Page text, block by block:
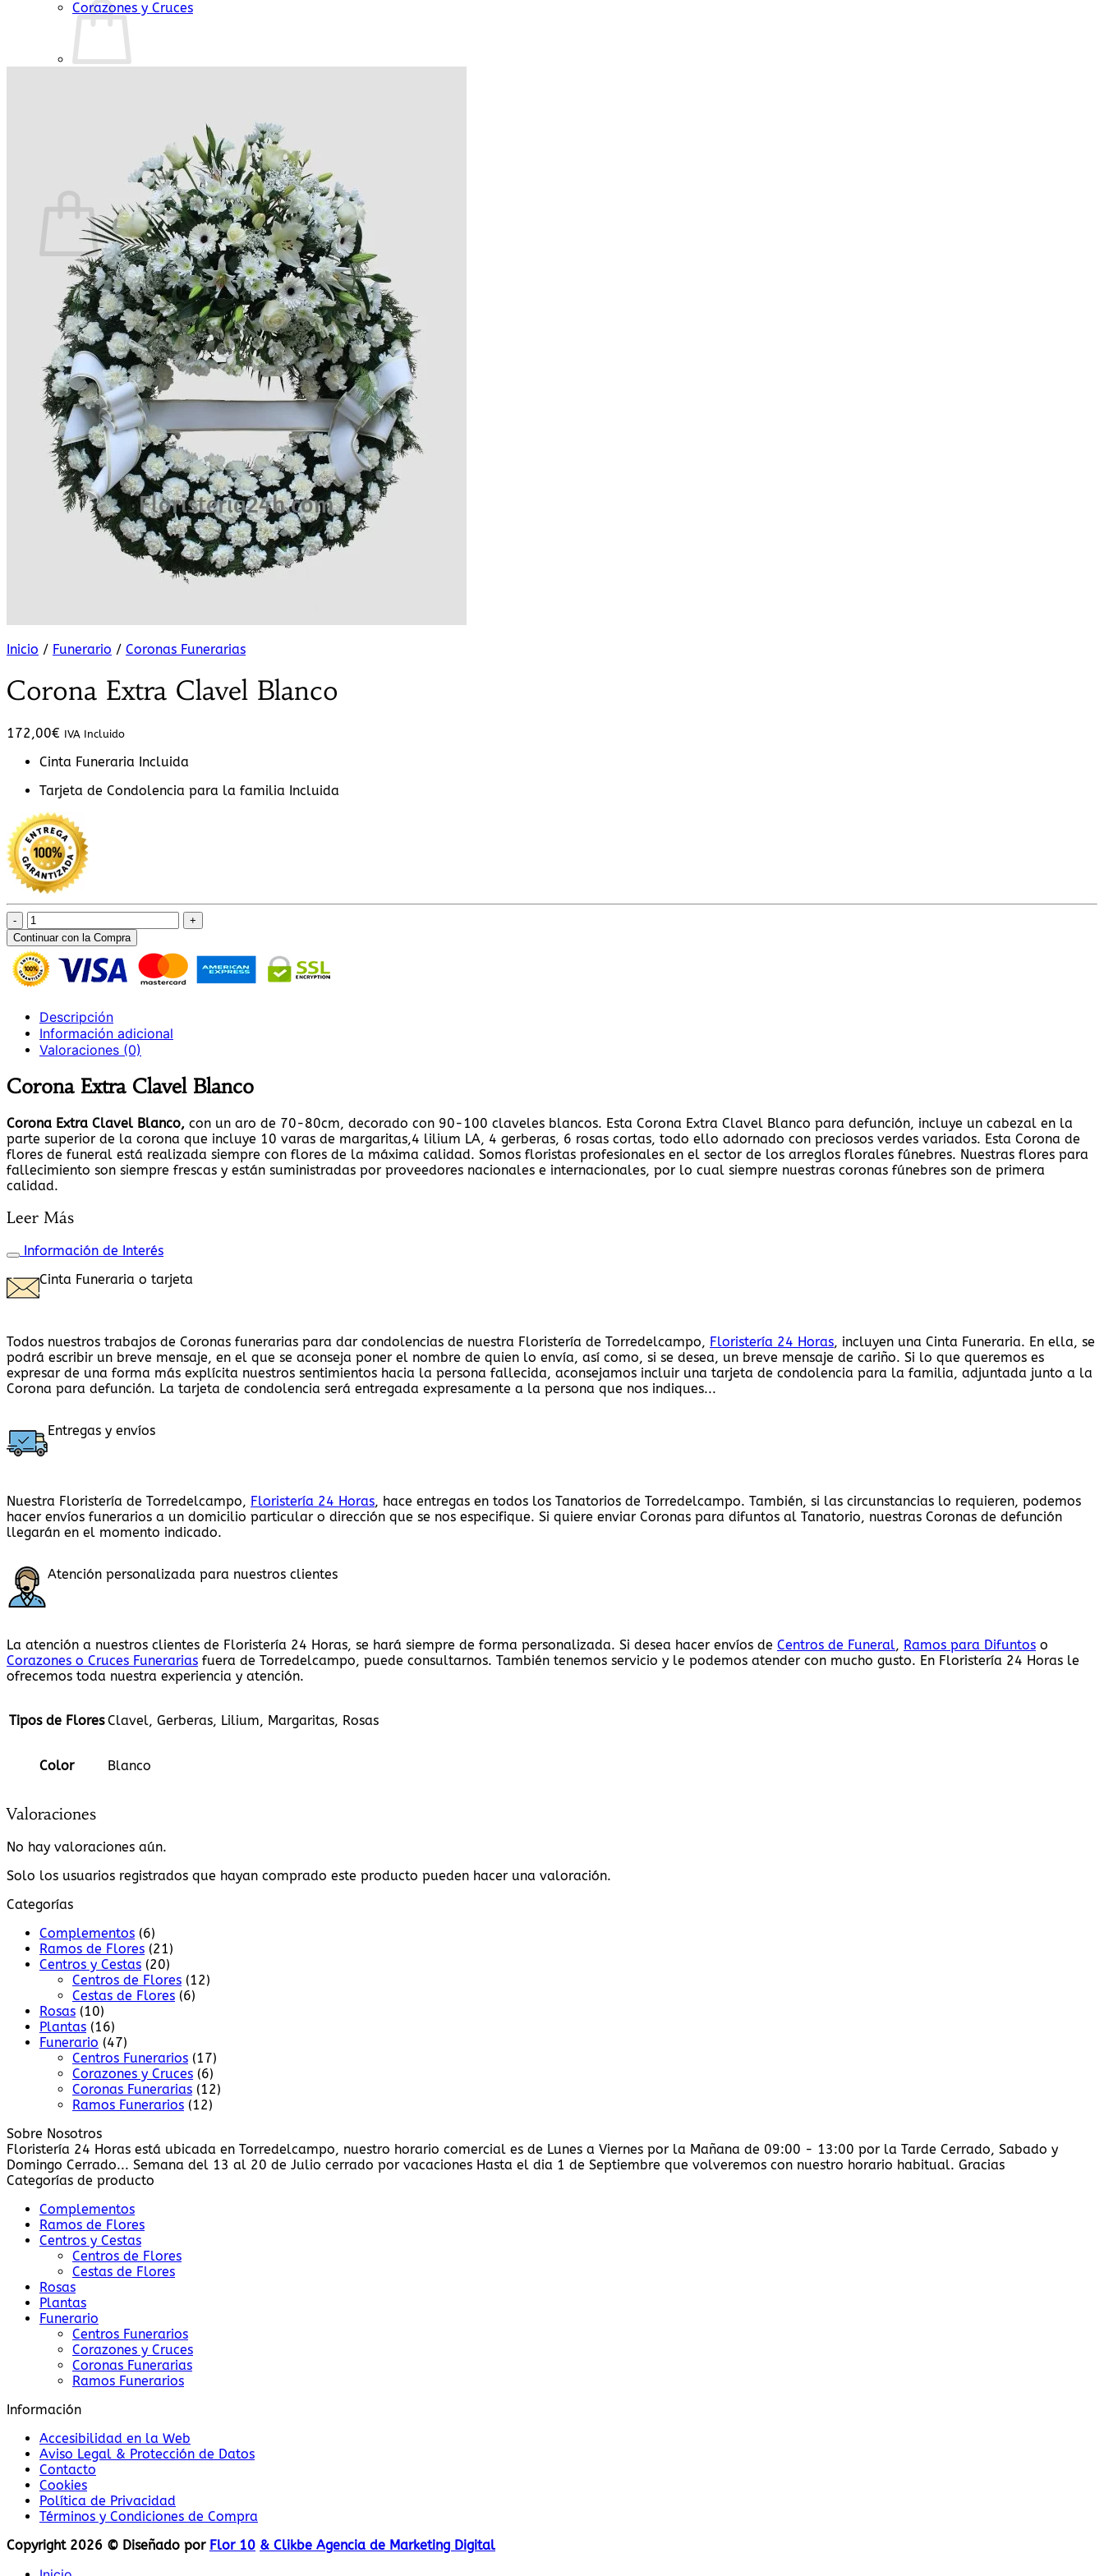
No hay productos en el carrito.
Volver a la tienda
Corazones y Cruces
Inicio / Funerario / Coronas Funerarias
Corona Extra Clavel Blanco
172,00€ IVA Incluido
Cinta Funeraria Incluida
Tarjeta de Condolencia para la familia Incluida
Corona
Extra
Clavel
Blanco
cantidad
Continuar con la Compra
Descripción
Información adicional
Valoraciones (0)
Corona Extra Clavel Blanco
Corona Extra Clavel Blanco, con un aro de 70-80cm, decorado con 90-100 claveles blancos. Esta Corona Extra Clavel Blanco para defunción, incluye un cabezal en la
parte superior de la corona que incluye 10 varas de margaritas,4 lilium LA, 4 gerberas, 6 rosas cortas, todo ello adornado con preciosos verdes variados. Esta Corona de
flores de funeral está realizada siempre con flores de la máxima calidad. Somos floristas profesionales en el sector de los arreglos florales fúnebres. Nuestras flores para
fallecimiento son siempre frescas y están suministradas por proveedores nacionales e internacionales, por lo cual siempre nuestras coronas fúnebres son de primera
calidad.
Leer Más
Información de Interés
Cinta Funeraria o tarjeta
Todos nuestros trabajos de Coronas funerarias para dar condolencias de nuestra Floristería de Torredelcampo, Floristería 24 Horas, incluyen una Cinta Funeraria. En ella, se
podrá escribir un breve mensaje, en el que se aconseja poner el nombre de quien lo envía, así como, si se desea, un breve mensaje de cariño. Si lo que queremos es
expresar de una forma más explícita nuestros sentimientos hacia la persona fallecida, aconsejamos incluir una tarjeta de condolencia para la familia, adjuntada junto a la
Corona para defunción. La tarjeta de condolencia será entregada expresamente a la persona que nos indiques...
Entregas y envíos
Nuestra Floristería de Torredelcampo, Floristería 24 Horas, hace entregas en todos los Tanatorios de Torredelcampo. También, si las circunstancias lo requieren, podemos
hacer envíos funerarios a un domicilio particular o dirección que se nos especifique. Si quiere enviar Coronas para difuntos al Tanatorio, nuestras Coronas de defunción
llegarán en el momento indicado.
Atención personalizada para nuestros clientes
La atención a nuestros clientes de Floristería 24 Horas, se hará siempre de forma personalizada. Si desea hacer envíos de Centros de Funeral, Ramos para Difuntos o
Corazones o Cruces Funerarias fuera de Torredelcampo, puede consultarnos. También tenemos servicio y le podemos atender con mucho gusto. En Floristería 24 Horas le
ofrecemos toda nuestra experiencia y atención.
Tipos de Flores Clavel, Gerberas, Lilium, Margaritas, Rosas
Color Blanco
Valoraciones
No hay valoraciones aún.
Solo los usuarios registrados que hayan comprado este producto pueden hacer una valoración.
Categorías
Complementos (6)
Ramos de Flores (21)
Centros y Cestas (20)
Centros de Flores (12)
Cestas de Flores (6)
Rosas (10)
Plantas (16)
Funerario (47)
Centros Funerarios (17)
Corazones y Cruces (6)
Coronas Funerarias (12)
Ramos Funerarios (12)
Sobre Nosotros
Floristería 24 Horas está ubicada en Torredelcampo, nuestro horario comercial es de Lunes a Viernes por la Mañana de 09:00 - 13:00 por la Tarde Cerrado, Sabado y
Domingo Cerrado... Semana del 13 al 20 de Julio cerrado por vacaciones Hasta el dia 1 de Septiembre que volveremos con nuestro horario habitual. Gracias
Categorías de producto
Complementos
Ramos de Flores
Centros y Cestas
Centros de Flores
Cestas de Flores
Rosas
Plantas
Funerario
Centros Funerarios
Corazones y Cruces
Coronas Funerarias
Ramos Funerarios
Información
Accesibilidad en la Web
Aviso Legal & Protección de Datos
Contacto
Cookies
Política de Privacidad
Términos y Condiciones de Compra
Copyright 2026 © Diseñado por Flor 10 & Clikbe Agencia de Marketing Digital